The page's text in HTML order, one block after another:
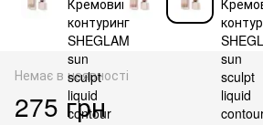
Немає в наявності
275 грн